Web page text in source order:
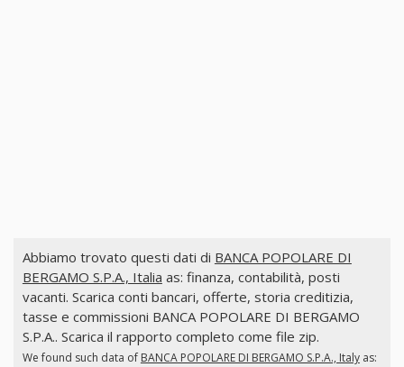
Abbiamo trovato questi dati di BANCA POPOLARE DI
BERGAMO S.P.A., Italia as: finanza, contabilità, posti
vacanti. Scarica conti bancari, offerte, storia creditizia,
tasse e commissioni BANCA POPOLARE DI BERGAMO
S.P.A.. Scarica il rapporto completo come file zip.
We found such data of BANCA POPOLARE DI BERGAMO S.P.A., Italyas: